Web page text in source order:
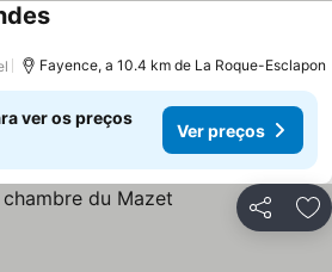
Ver preços
Fayence, a 10.4 km de La Roque-Esclapon
ver os preços
Ver preços
Partilhar